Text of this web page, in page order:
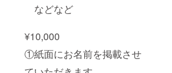
などなど
¥10,000
①紙面にお名前を掲載させ